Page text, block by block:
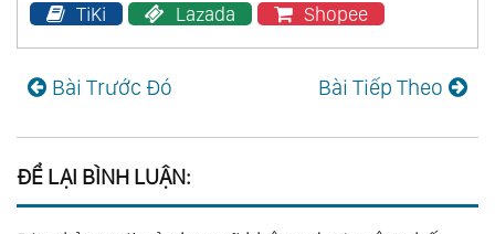
TiKi
Lazada Shopee
Bài Trước Đó Bài Tiếp Theo
ĐỂ LẠI BÌNH LUẬN: